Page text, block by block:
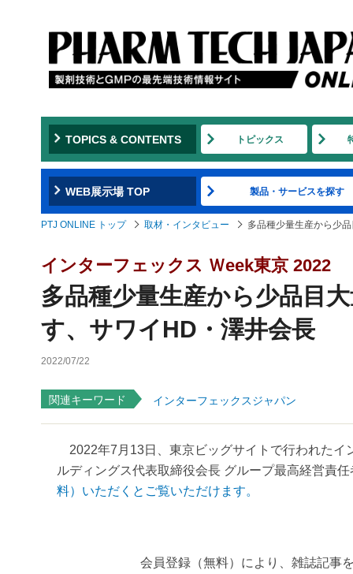
TOPICS & CONTENTS トピックス
WEB展示場 TOP 製品・サービスを探す
PTJ ONLINE トップ 取材・インタビュー 多品種少量生産から少
インターフェックス Ｗeek東京 2022
多品種少量生産から少品目
す、サワイHD・澤井会長
2022/07/22
関連キーワード インターフェックスジャパン
2022年7月13日、東京ビッグサイトで行われたイ
ルディングス代表取締役会長 グループ最高経営責
料）いただくとご覧いただけます。
会員登録（無料）により、雑誌記事